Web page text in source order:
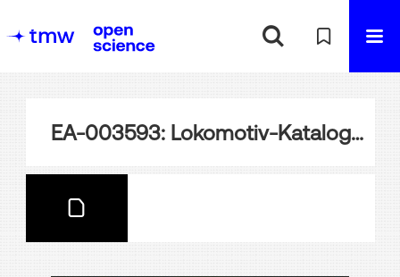
EA-003593: Lokomotiv-Katalog Arthur Koppel